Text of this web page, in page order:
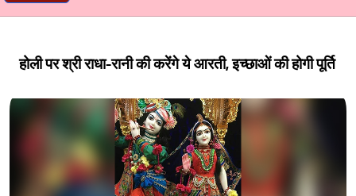
होली पर श्री राधा-रानी की करेंगे ये आरती, इच्छाओं की होगी पूर्ति